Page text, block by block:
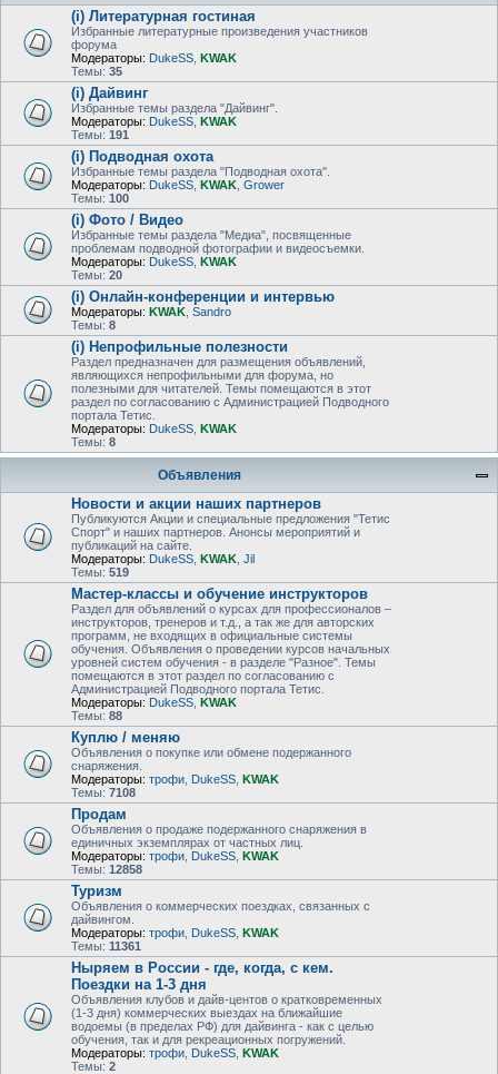
(i) Литературная гостиная
Избранные литературные произведения участников
форума
Модераторы: DukeSS KWAK
Темы: 35
(i) Дайвинг
Избранные темы раздела "Дайвинг".
Модераторы: DukeSS KWAK
Темы: 191
(i) Подводная охота
Избранные темы раздела "Подводная охота".
Модераторы: DukeSS KWAK Grower
Темы: 100
(i) Фото / Видео
Избранные темы раздела "Медиа", посвященные
проблемам подводной фотографии и видеосъемки.
Модераторы: DukeSS KWAK
Темы: 20
(i) Онлайн-конференции и интервью
Модераторы: KWAK Sandro
Темы: 8
(i) Непрофильные полезности
Раздел предназначен для размещения объявлений,
являющихся непрофильными для форума, но
полезными для читателей. Темы помещаются в этот
раздел по согласованию с Администрацией Подводного
портала Тетис.
Модераторы: DukeSS KWAK
Темы: 8
Объявления
Новости и акции наших партнеров
Публикуются Акции и специальные предложения "Тетис
Спорт" и наших партнеров. Анонсы мероприятий и
публикаций на сайте.
Модераторы: DukeSS KWAK Jil
Темы: 519
Мастер-классы и обучение инструкторов
Раздел для объявлений о курсах для профессионалов –
инструкторов, тренеров и т.д., а так же для авторских
программ, не входящих в официальные системы
обучения. Объявления о проведении курсов начальных
уровней систем обучения - в разделе "Разное". Темы
помещаются в этот раздел по согласованию с
Администрацией Подводного портала Тетис.
Модераторы: DukeSS KWAK
Темы: 88
Куплю / меняю
Объявления о покупке или обмене подержанного
снаряжения.
Модераторы: трофи DukeSS KWAK
Темы: 7108
Продам
Объявления о продаже подержанного снаряжения в
единичных экземплярах от частных лиц.
Модераторы: трофи DukeSS KWAK
Темы: 12858
Туризм
Объявления о коммерческих поездках, связанных с
дайвингом.
Модераторы: трофи DukeSS KWAK
Темы: 11361
Ныряем в России - где, когда, с кем.
Поездки на 1-3 дня
Объявления клубов и дайв-центов о кратковременных
(1-3 дня) коммерческих выездах на ближайшие
водоемы (в пределах РФ) для дайвинга - как с целью
обучения, так и для рекреационных погружений.
Модераторы: трофи DukeSS KWAK
Темы: 2